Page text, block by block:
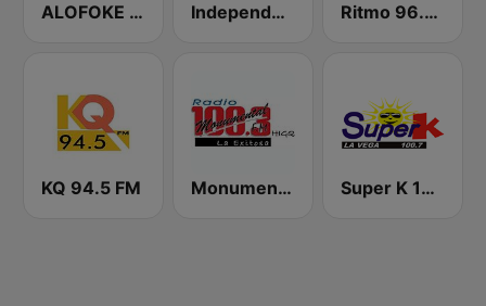
ALOFOKE 99.3 FM Independencia FM Ritmo 96.5 FM
KQ 94.5 FM Monumental 100.3 FM Super K 100.7 FM